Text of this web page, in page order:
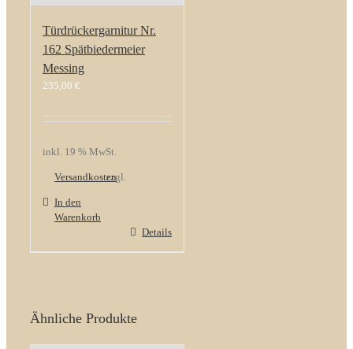
Türdrückergarnitur Nr.
162 Spätbiedermeier
Messing
235,00 €
inkl. 19 % MwSt.
zzgl.
Versandkosten
In den
Warenkorb
Details
Ähnliche Produkte